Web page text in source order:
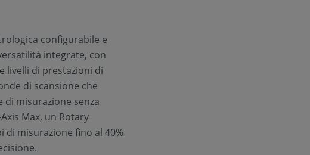
configurabile e
integrate, con
livelli di prestazioni di
di scansione che
misurazione senza
Max, un Rotary
di misurazione fino al 40%